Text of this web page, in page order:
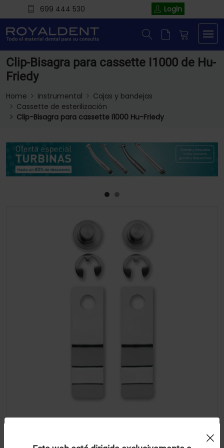
699 444 530 Login
Clip-Bisagra para cassette I1000 de Hu-
Friedy
Home Instrumental
Cajas y bandejas
Cassette de esterilización
Clip-Bisagra para cassette I1000 Hu-Friedy